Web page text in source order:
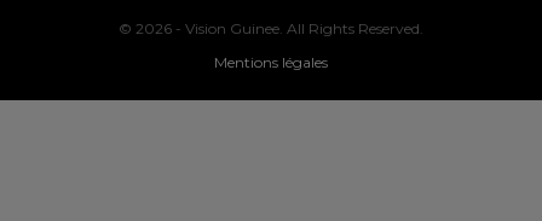
© 2026 - Vision Guinee. All Rights Reserved.
Mentions légales